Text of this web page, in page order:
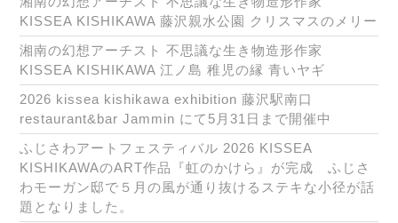
KISSEA KISHIKAWA 藤沢親水公園 クリスマスのメリー
湘南の幻想アーチスト 不思議な生き物造形作家
KISSEA KISHIKAWA 江ノ島 稚児の縁 青いヤギ
2026 kissea kishikawa exhibition 藤沢駅南口
restaurant&bar Jammin にて5月31日まで開催中
ふじさわアートフェスティバル 2026 KISSEA
KISHIKAWAのART作品『虹のかけら』が完成 ふじさ
わモーガン邸で５月の風が通り抜けるステキな小径が話
題となりました。